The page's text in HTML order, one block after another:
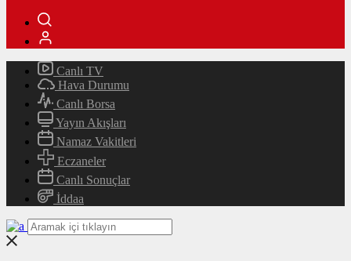
Canlı TV
Hava Durumu
Canlı Borsa
Yayın Akışları
Namaz Vakitleri
Eczaneler
Canlı Sonuçlar
İddaa